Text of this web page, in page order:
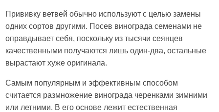
Прививку ветвей обычно используют с целью замены
одних сортов другими. Посев винограда семенами не
оправдывает себя, поскольку из тысячи сеянцев
качественными получаются лишь один-два, остальные
вырастают хуже оригинала.
Самым популярным и эффективным способом
считается размножение винограда черенками зимними
или летними. В его основе лежит естественная